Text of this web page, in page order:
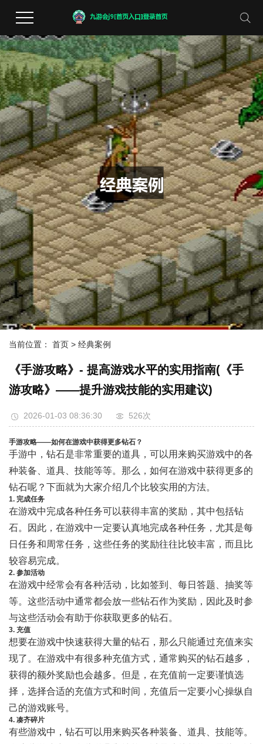
当前位置： 首页 > 经典案例
《手游攻略》- 提高游戏水平的实用指南(《手
游攻略》——提升游戏技能的实用建议)
2026-01-03 08:36:30 526次
手游攻略——如何在游戏中获得更多钻石？
手游中，钻石是非常重要的道具，可以用来购买游戏中的各
种装备、道具、技能等等。那么，如何在游戏中获得更多的
钻石呢？下面就为大家介绍几个比较实用的方法。
1. 完成任务
在游戏中完成各种任务可以获得丰富的奖励，其中包括钻
石。因此，在游戏中一定要认真地完成各种任务，尤其是每
日任务和周常任务，这些任务的奖励往往比较丰富，而且比
较容易完成。
2. 参加活动
在游戏中经常会有各种活动，比如签到、每日答题、抽奖等
等。这些活动中通常都会放一些钻石作为奖励，因此及时参
与这些活动会有助于你获取更多的钻石。
3. 充值
想要在游戏中快速获得大量的钻石，那么只能通过充值来实
现了。在游戏中有很多种充值方式，通常购买的钻石越多，
获得的额外奖励也会越多。但是，在充值前一定要谨慎选
择，选择合适的充值方式和时间，充值后一定要小心操纵自
己的游戏账号。
4. 凑齐碎片
有些游戏中，钻石可以用来购买各种装备、道具、技能等。